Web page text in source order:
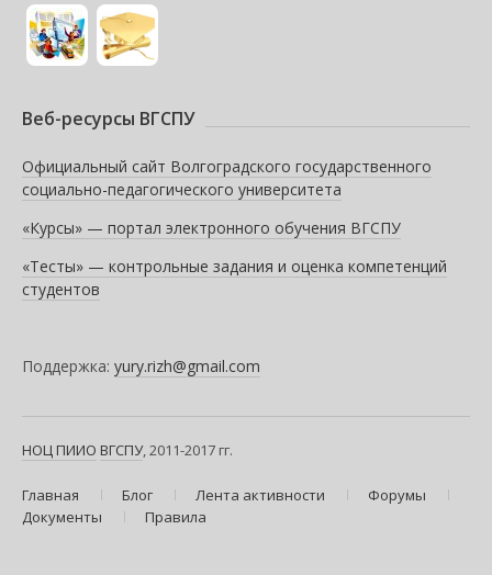
Веб-ресурсы ВГСПУ
Официальный сайт Волгоградского государственного
социально-педагогического университета
«Курсы» — портал электронного обучения ВГСПУ
«Тесты» — контрольные задания и оценка компетенций
студентов
Поддержка: yury.rizh@gmail.com
НОЦ ПИИО ВГСПУ, 2011-2017 гг.
Главная Блог Лента активности
Форумы
Документы
Правила